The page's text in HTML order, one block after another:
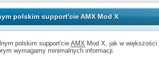
polskim support'cie AMX Mod X
polskim support'cieAMX Mod X, jak w większości
wymagamy minimalnych informacji.